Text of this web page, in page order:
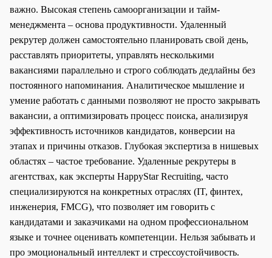
важно. Высокая степень самоорганизации и тайм-
менеджмента – основа продуктивности. Удаленный
рекрутер должен самостоятельно планировать свой день,
расставлять приоритеты, управлять несколькими
вакансиями параллельно и строго соблюдать дедлайны без
постоянного напоминания. Аналитическое мышление и
умение работать с данными позволяют не просто закрывать
вакансии, а оптимизировать процесс поиска, анализируя
эффективность источников кандидатов, конверсии на
этапах и причины отказов. Глубокая экспертиза в нишевых
областях – частое требование. Удаленные рекрутеры в
агентствах, как эксперты HappyStar Recruiting, часто
специализируются на конкретных отраслях (IT, финтех,
инженерия, FMCG), что позволяет им говорить с
кандидатами и заказчиками на одном профессиональном
языке и точнее оценивать компетенции. Нельзя забывать и
про эмоциональный интеллект и стрессоустойчивость.